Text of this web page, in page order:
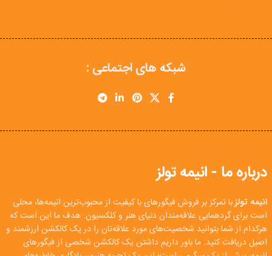
شبکه های اجتماعی :
درباره ما - انیمه تولز
انیمه تولزبا تمرکز بر فروش فیگورهای با کیفیت از محبوب‌ترین انیمه‌ها، محلی
است برای گردهمایی علاقه‌مندان دنیای هنر و کلکسیون. هدف ما این است که
هرکدام از شما بتوانید شخصیت‌های مورد علاقه‌تان را در یک کالکشن ارزشمند و
اصیل دریافت کنید. ما باور داریم داشتن یک کالکشن شخصی از فیگورهای